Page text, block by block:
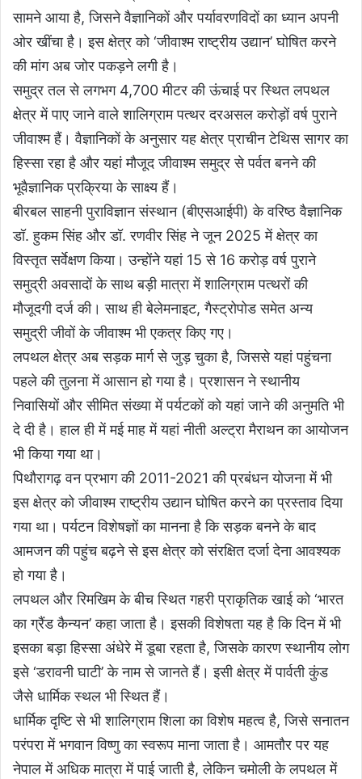
सामने आया है, जिसने वैज्ञानिकों और पर्यावरणविदों का ध्यान अपनी
ओर खींचा है। इस क्षेत्र को ‘जीवाश्म राष्ट्रीय उद्यान’ घोषित करने
की मांग अब जोर पकड़ने लगी है।
समुद्र तल से लगभग 4,700 मीटर की ऊंचाई पर स्थित लपथल
क्षेत्र में पाए जाने वाले शालिग्राम पत्थर दरअसल करोड़ों वर्ष पुराने
जीवाश्म हैं। वैज्ञानिकों के अनुसार यह क्षेत्र प्राचीन टेथिस सागर का
हिस्सा रहा है और यहां मौजूद जीवाश्म समुद्र से पर्वत बनने की
भूवैज्ञानिक प्रक्रिया के साक्ष्य हैं।
बीरबल साहनी पुराविज्ञान संस्थान (बीएसआईपी) के वरिष्ठ वैज्ञानिक
डॉ. हुकम सिंह और डॉ. रणवीर सिंह ने जून 2025 में क्षेत्र का
विस्तृत सर्वेक्षण किया। उन्होंने यहां 15 से 16 करोड़ वर्ष पुराने
समुद्री अवसादों के साथ बड़ी मात्रा में शालिग्राम पत्थरों की
मौजूदगी दर्ज की। साथ ही बेलेमनाइट, गैस्ट्रोपोड समेत अन्य
समुद्री जीवों के जीवाश्म भी एकत्र किए गए।
लपथल क्षेत्र अब सड़क मार्ग से जुड़ चुका है, जिससे यहां पहुंचना
पहले की तुलना में आसान हो गया है। प्रशासन ने स्थानीय
निवासियों और सीमित संख्या में पर्यटकों को यहां जाने की अनुमति भी
दे दी है। हाल ही में मई माह में यहां नीती अल्ट्रा मैराथन का आयोजन
भी किया गया था।
पिथौरागढ़ वन प्रभाग की 2011-2021 की प्रबंधन योजना में भी
इस क्षेत्र को जीवाश्म राष्ट्रीय उद्यान घोषित करने का प्रस्ताव दिया
गया था। पर्यटन विशेषज्ञों का मानना है कि सड़क बनने के बाद
आमजन की पहुंच बढ़ने से इस क्षेत्र को संरक्षित दर्जा देना आवश्यक
हो गया है।
लपथल और रिमखिम के बीच स्थित गहरी प्राकृतिक खाई को ‘भारत
का ग्रैंड कैन्यन’ कहा जाता है। इसकी विशेषता यह है कि दिन में भी
इसका बड़ा हिस्सा अंधेरे में डूबा रहता है, जिसके कारण स्थानीय लोग
इसे ‘डरावनी घाटी’ के नाम से जानते हैं। इसी क्षेत्र में पार्वती कुंड
जैसे धार्मिक स्थल भी स्थित हैं।
धार्मिक दृष्टि से भी शालिग्राम शिला का विशेष महत्व है, जिसे सनातन
परंपरा में भगवान विष्णु का स्वरूप माना जाता है। आमतौर पर यह
नेपाल में अधिक मात्रा में पाई जाती है, लेकिन चमोली के लपथल में